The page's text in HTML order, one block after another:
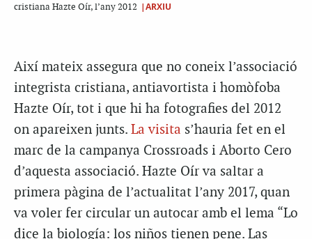
cristiana Hazte Oír, l’any 2012 |ARXIU
Així mateix assegura que no coneix l’associació
integrista cristiana, antiavortista i homòfoba
Hazte Oír, tot i que hi ha fotografies del 2012
on apareixen junts. La visita s’hauria fet en el
marc de la campanya Crossroads i Aborto Cero
d’aquesta associació. Hazte Oír va saltar a
primera pàgina de l’actualitat l’any 2017, quan
va voler fer circular un autocar amb el lema “Lo
dice la biología: los niños tienen pene. Las